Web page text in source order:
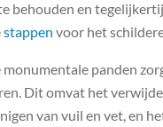
behouden en
stappen voor het
panden
Dit omvat het
van vuil en vet, en